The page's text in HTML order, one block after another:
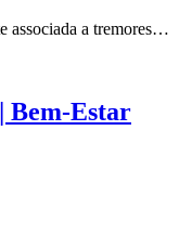
associada a tremores…
Bem-Estar